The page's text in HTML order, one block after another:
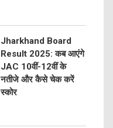
Jharkhand Board
Result 2025: कब आएंगे
JAC 10वीं-12वीं के
नतीजे और कैसे चेक करें
स्कोर